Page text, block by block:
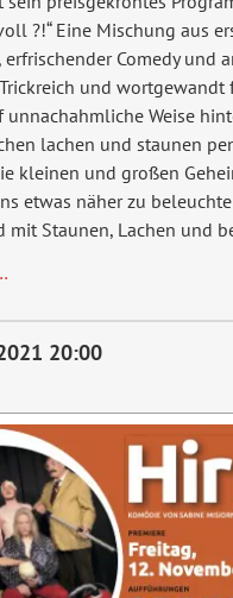
?!“ Eine Mischung aus
Comedy und
und wortgewandt
unnachahmliche Weise
lachen und staunen
kleinen und großen
etwas näher zu
mit Staunen, Lachen und
&
Comedy20:00